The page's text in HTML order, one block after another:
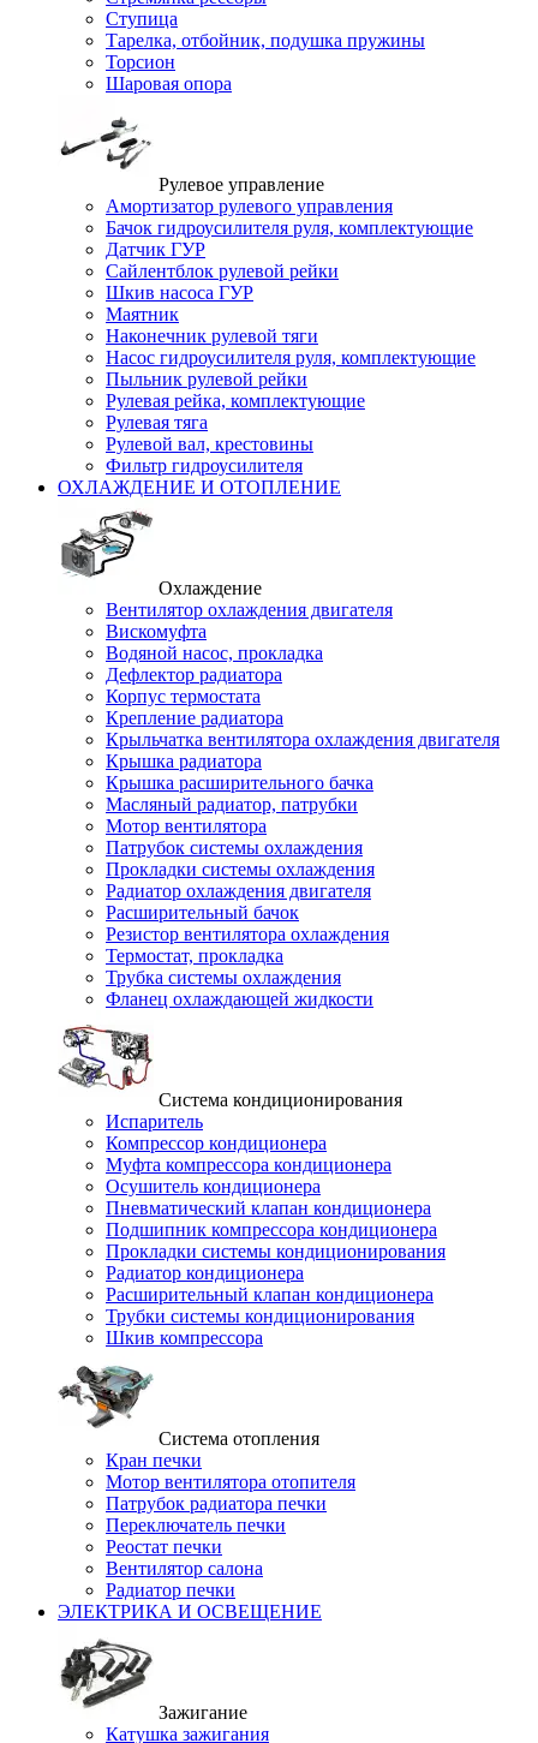
Ступица
Тарелка, отбойник, подушка пружины
Торсион
Шаровая опора
Рулевое управление
Амортизатор рулевого управления
Бачок гидроусилителя руля, комплектующие
Датчик ГУР
Сайлентблок рулевой рейки
Шкив насоса ГУР
Маятник
Наконечник рулевой тяги
Насос гидроусилителя руля, комплектующие
Пыльник рулевой рейки
Рулевая рейка, комплектующие
Рулевая тяга
Рулевой вал, крестовины
Фильтр гидроусилителя
ОХЛАЖДЕНИЕ И ОТОПЛЕНИЕ
Охлаждение
Вентилятор охлаждения двигателя
Вискомуфта
Водяной насос, прокладка
Дефлектор радиатора
Корпус термостата
Крепление радиатора
Крыльчатка вентилятора охлаждения двигателя
Крышка радиатора
Крышка расширительного бачка
Масляный радиатор, патрубки
Мотор вентилятора
Патрубок системы охлаждения
Прокладки системы охлаждения
Радиатор охлаждения двигателя
Расширительный бачок
Резистор вентилятора охлаждения
Термостат, прокладка
Трубка системы охлаждения
Фланец охлаждающей жидкости
Система кондиционирования
Испаритель
Компрессор кондиционера
Муфта компрессора кондиционера
Осушитель кондиционера
Пневматический клапан кондиционера
Подшипник компрессора кондиционера
Прокладки системы кондиционирования
Радиатор кондиционера
Расширительный клапан кондиционера
Трубки системы кондиционирования
Шкив компрессора
Система отопления
Кран печки
Мотор вентилятора отопителя
Патрубок радиатора печки
Переключатель печки
Реостат печки
Вентилятор салона
Радиатор печки
ЭЛЕКТРИКА И ОСВЕЩЕНИЕ
Зажигание
Катушка зажигания